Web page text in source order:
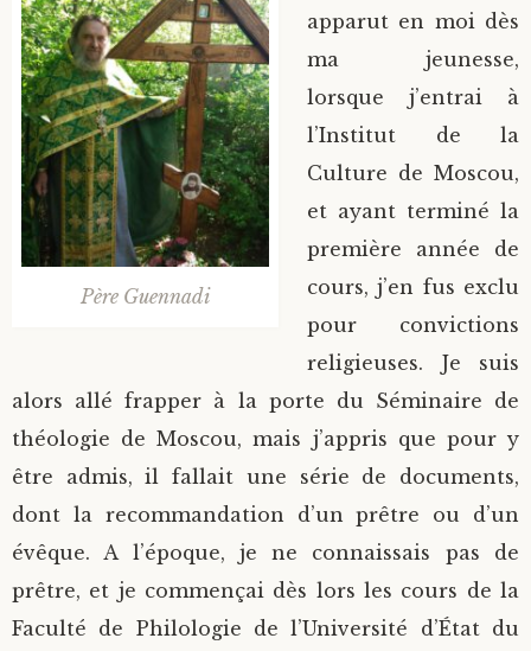
Père Guennadi
apparut en moi dès
ma jeunesse,
lorsque j’entrai à
l’Institut de la
Culture de Moscou,
et ayant terminé la
première année de
cours, j’en fus exclu
pour convictions
religieuses. Je suis
alors allé frapper à la porte du Séminaire de
théologie de Moscou, mais j’appris que pour y
être admis, il fallait une série de documents,
dont la recommandation d’un prêtre ou d’un
évêque. A l’époque, je ne connaissais pas de
prêtre, et je commençai dès lors les cours de la
Faculté de Philologie de l’Université d’État du